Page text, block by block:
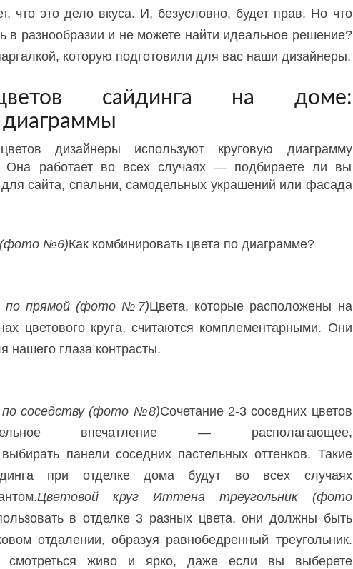
что это дело вкуса. И, безусловно, будет прав. Но что
в разнообразии и не можете найти идеальное решение?
которую подготовили для вас наши дизайнеры.
сайдинга на доме:
диаграммы
дизайнеры используют круговую диаграмму
Она работает во всех случаях — подбираете ли вы
сайта, спальни, самодельных украшений или фасада
(фото №6)Как комбинировать цвета по диаграмме?
по прямой (фото №7)Цвета, которые расположены на
цветового круга, считаются комплементарными. Они
нашего глаза контрасты.
соседству (фото №8)Сочетание 2-3 соседних цветов
впечатление — располагающее,
панели соседних пастельных оттенков. Такие
при отделке дома будут во всех случаях
Цветовой круг Иттена треугольник (фото
в отделке 3 разных цвета, они должны быть
отдалении, образуя равнобедренный треугольник.
смотреться живо и ярко, даже если вы выберете